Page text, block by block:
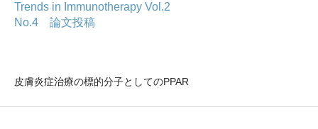
Trends in Immunotherapy Vol.2
No.4 論文投稿
皮膚炎症治療の標的分子としてのPPAR